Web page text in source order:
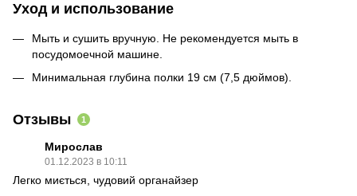
Уход и использование
Мыть и сушить вручную. Не рекомендуется мыть в
посудомоечной машине.
Минимальная глубина полки 19 см (7,5 дюймов).
Отзывы 1
Мирослав
01.12.2023 в 10:11
Легко миється, чудовий органайзер